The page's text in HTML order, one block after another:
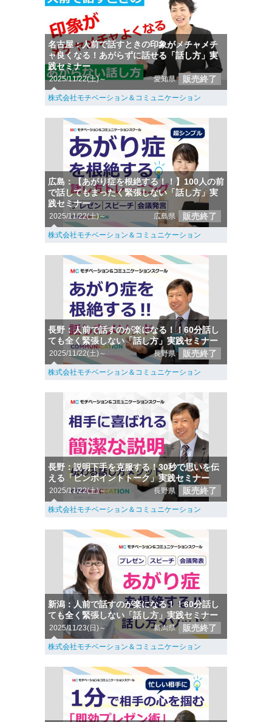
名古屋：人前で話すときの印象がメチャメチ
ャ良くなる！あがらずに話せる「話し方」実
践セミナー
2025/11/22(土)～ 愛知県 販売終了
株式会社モチベーション＆コミュニケーション
広島：【あがり症を根絶する！！】100人の前
で話してもまったく緊張しない「話し方」実
践セミナー
2025/11/22(土)～ 広島県 販売終了
株式会社モチベーション＆コミュニケーション
長野：人前で話すのが楽になる！！60分話し
ても全く緊張しない「話し方」実践セミナー
2025/11/22(土)～ 長野県 販売終了
株式会社モチベーション＆コミュニケーション
長野：説明下手を克服する！30秒で思いを伝
える「ピンポイントトーク」実践セミナー
2025/11/22(土)～ 長野県 販売終了
株式会社モチベーション＆コミュニケーション
新潟：人前で話すのが楽になる！！60分話し
ても全く緊張しない「話し方」実践セミナー
2025/11/23(日)～ 新潟県 販売終了
株式会社モチベーション＆コミュニケーション